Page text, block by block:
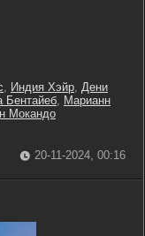
, Индия Хэйр, Дени
Бентайеб, Марианн
Мокандо
20-11-2024, 00:16